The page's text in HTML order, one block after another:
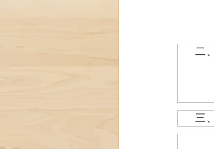
二、
三、